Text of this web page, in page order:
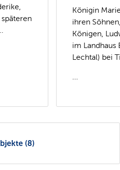
Königin
ihren
Königen,
im Landhaus
Lechtal) bei
(8)